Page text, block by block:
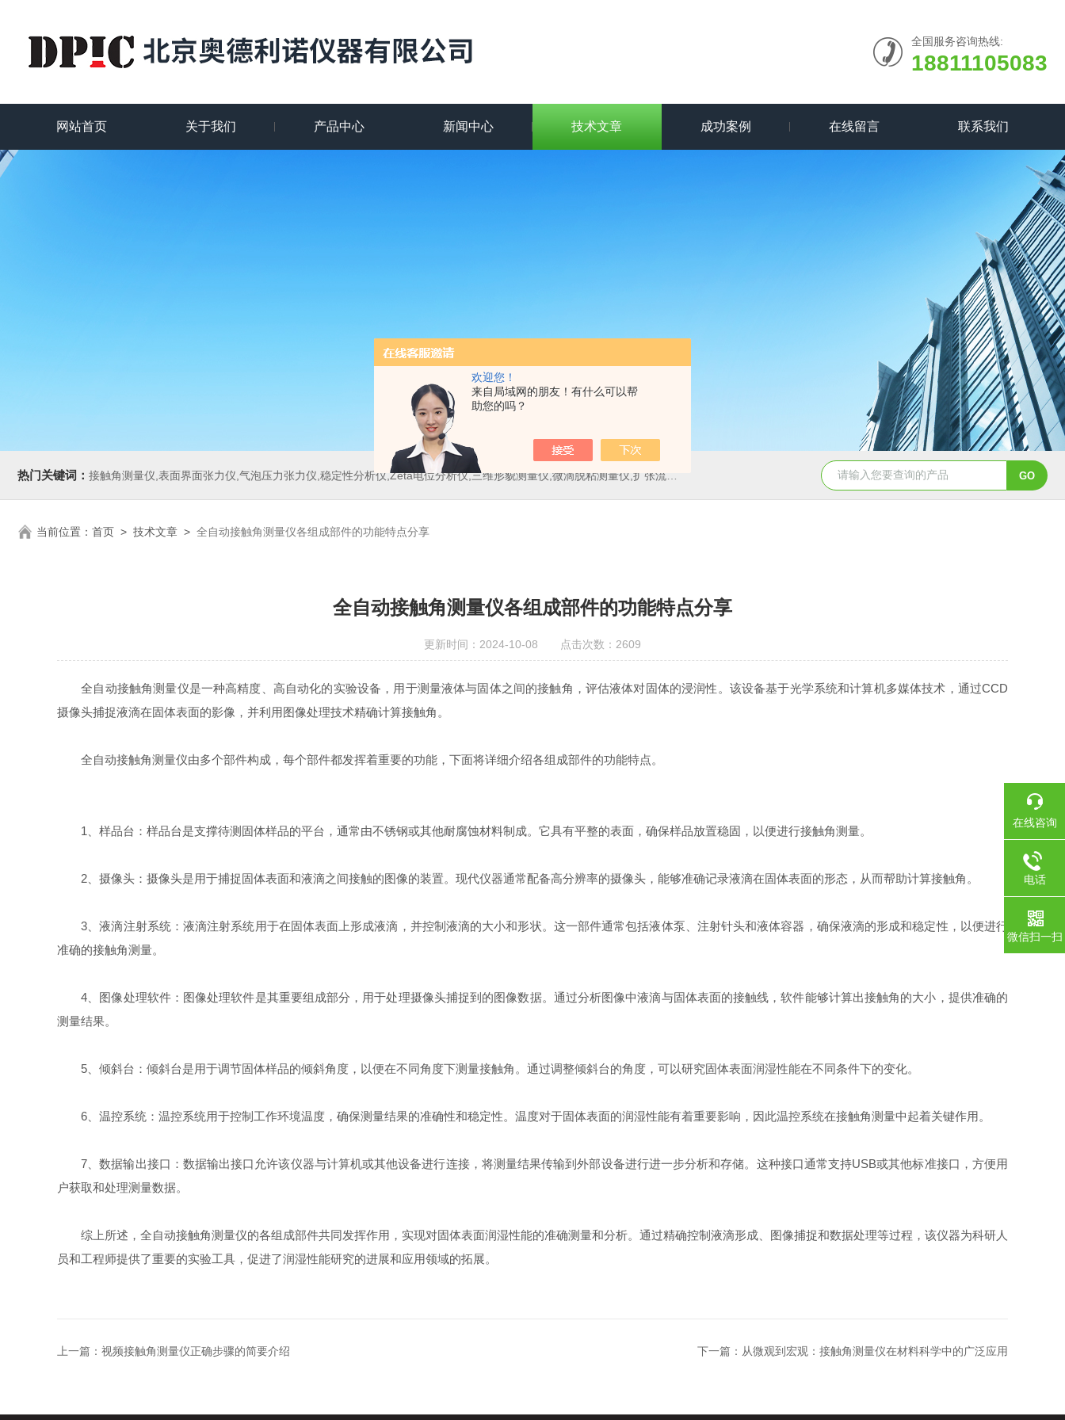
欢迎您！
来自局域网的朋友！有什么可以帮
助您的吗？
全国服务咨询热线:
18811105083
网站首页 关于我们 产品中心 新闻中心 技术文章 成功案例 在线留言 联系我们
热门关键词： 接触角测量仪,表面界面张力仪,气泡压力张力仪,稳定性分析仪,Zeta电位分析仪,三维形貌测量仪,微滴脱粘测量仪,扩张流变测量仪,刀具测量仪,多重光散射仪
当前位置： 首页 > 技术文章 > 全自动接触角测量仪各组成部件的功能特点分享
全自动接触角测量仪各组成部件的功能特点分享
更新时间：2024-10-08 点击次数：2609
全自动接触角测量仪是一种高精度、高自动化的实验设备，用于测量液体与固体之间的接触角，评估液体对固体的浸润性。该设备基于光学系统和计算机多媒体技术，通过CCD
摄像头捕捉液滴在固体表面的影像，并利用图像处理技术精确计算接触角。
全自动接触角测量仪由多个部件构成，每个部件都发挥着重要的功能，下面将详细介绍各组成部件的功能特点。
1、样品台：样品台是支撑待测固体样品的平台，通常由不锈钢或其他耐腐蚀材料制成。它具有平整的表面，确保样品放置稳固，以便进行接触角测量。
2、摄像头：摄像头是用于捕捉固体表面和液滴之间接触的图像的装置。现代仪器通常配备高分辨率的摄像头，能够准确记录液滴在固体表面的形态，从而帮助计算接触角。
3、液滴注射系统：液滴注射系统用于在固体表面上形成液滴，并控制液滴的大小和形状。这一部件通常包括液体泵、注射针头和液体容器，确保液滴的形成和稳定性，以便进行
准确的接触角测量。
4、图像处理软件：图像处理软件是其重要组成部分，用于处理摄像头捕捉到的图像数据。通过分析图像中液滴与固体表面的接触线，软件能够计算出接触角的大小，提供准确的
测量结果。
5、倾斜台：倾斜台是用于调节固体样品的倾斜角度，以便在不同角度下测量接触角。通过调整倾斜台的角度，可以研究固体表面润湿性能在不同条件下的变化。
6、温控系统：温控系统用于控制工作环境温度，确保测量结果的准确性和稳定性。温度对于固体表面的润湿性能有着重要影响，因此温控系统在接触角测量中起着关键作用。
7、数据输出接口：数据输出接口允许该仪器与计算机或其他设备进行连接，将测量结果传输到外部设备进行进一步分析和存储。这种接口通常支持USB或其他标准接口，方便用
户获取和处理测量数据。
综上所述，全自动接触角测量仪的各组成部件共同发挥作用，实现对固体表面润湿性能的准确测量和分析。通过精确控制液滴形成、图像捕捉和数据处理等过程，该仪器为科研人
员和工程师提供了重要的实验工具，促进了润湿性能研究的进展和应用领域的拓展。
上一篇： 视频接触角测量仪正确步骤的简要介绍 下一篇： 从微观到宏观：接触角测量仪在材料科学中的广泛应用
在线咨询
电话
微信扫一扫